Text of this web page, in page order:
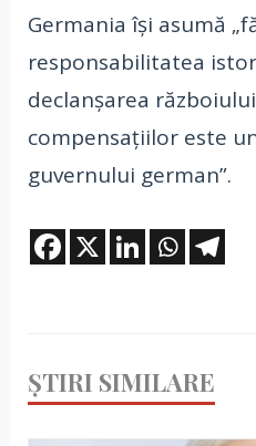
Germania își asumă
responsabilitatea
declanșarea
compensațiilor este
guvernului german”.
ȘTIRI SIMILARE